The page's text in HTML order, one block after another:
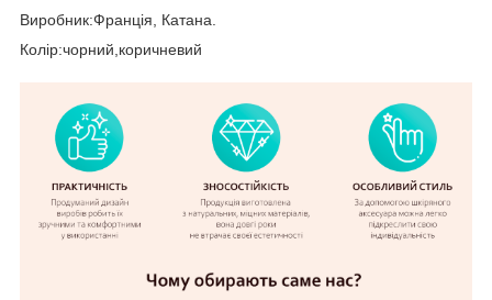
Виробник:Франція, Катана.
Колір:чорний,коричневий